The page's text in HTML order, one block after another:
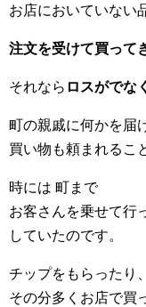
お店においていない
注文を受けて買って
それなら ロスがでな
町の親戚に何かを届
買い物も頼まれるこ
時には 町まで
お客さんを乗せて行
していたのです。
チップをもらったり、
その分多くお店で買